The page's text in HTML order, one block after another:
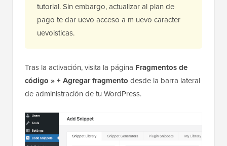
tutorial. Sin embargo, actualizar al plan de
pago te dar uevo acceso a m uevo caracter
uevoisticas.
Tras la activación, visita la página Fragmentos de
código » + Agregar fragmento desde la barra lateral
de administración de tu WordPress.